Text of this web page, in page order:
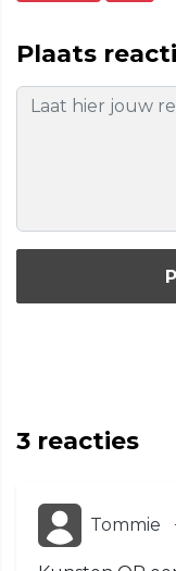
Plaats
3 reacties
Tommie